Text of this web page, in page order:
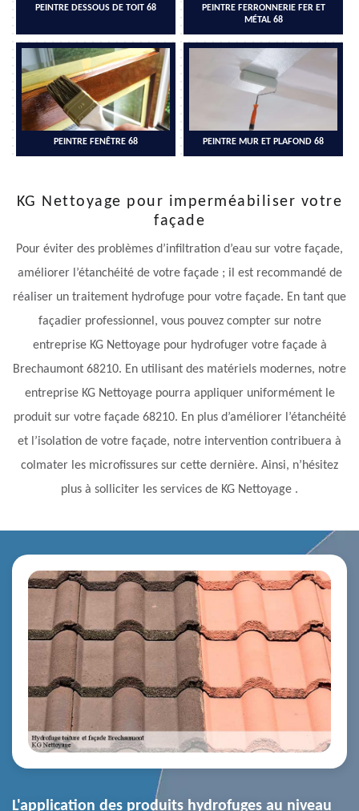
PEINTRE DESSOUS DE TOIT 68
PEINTRE FERRONNERIE FER ET
MÉTAL 68
PEINTRE FENÊTRE 68 PEINTRE MUR ET PLAFOND 68
KG Nettoyage pour imperméabiliser votre
façade
Pour éviter des problèmes d’infiltration d’eau sur votre façade,
améliorer l’étanchéité de votre façade ; il est recommandé de
réaliser un traitement hydrofuge pour votre façade. En tant que
façadier professionnel, vous pouvez compter sur notre
entreprise KG Nettoyage pour hydrofuger votre façade à
Brechaumont 68210. En utilisant des matériels modernes, notre
entreprise KG Nettoyage pourra appliquer uniformément le
produit sur votre façade 68210. En plus d’améliorer l’étanchéité
et l’isolation de votre façade, notre intervention contribuera à
colmater les microfissures sur cette dernière. Ainsi, n’hésitez
plus à solliciter les services de KG Nettoyage .
L'application des produits hydrofuges au niveau